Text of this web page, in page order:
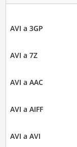
AVI a 3GP
AVI a 7Z
AVI a AAC
AVI a AIFF
AVI a AVI